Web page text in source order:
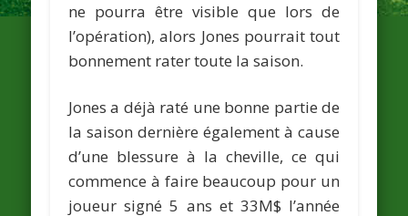
ne pourra être visible que lors de
l’opération), alors Jones pourrait tout
bonnement rater toute la saison.
Jones a déjà raté une bonne partie de
la saison dernière également à cause
d’une blessure à la cheville, ce qui
commence à faire beaucoup pour un
joueur signé 5 ans et 33M$ l’année